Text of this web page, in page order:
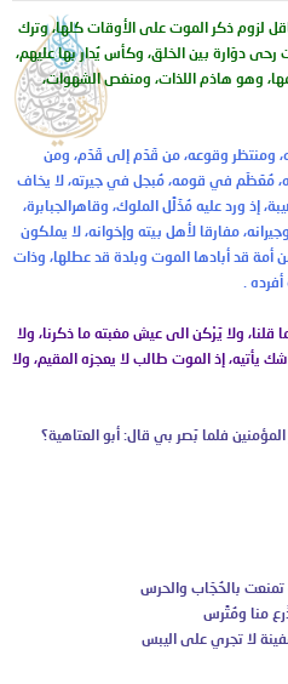
لزوم ذكر الموت على الأوقات كلها، وترك
رحى دوّارة بين الخلق، وكأس يُدار بها عليهم،
وهو هاذم اللذات، ومنغص الشهوات،
ومنتظر وقوعه، من قَدَم إلى قَدَم، ومن
مُعَظّم في قومه، مُبجل في جيرته، لا يخاف
إذ ورد عليه مُذَلِّل الملوك، وقاهرالجبابرة،
مفارقا لأهل بيته وإخوانه، لا يملكون
أمة قد أبادها الموت وبلدة قد عطلها، وذات
.
قلنا، ولا يَرْكن الى عيش مغبته ما ذكرنا، ولا
يأتيه، إذ الموت طالب لا يعجزه المقيم، ولا
فلما بَصر بي قال: أبو العتاهية؟
بالحُجّاب والحرس
منا ومُتِّرس
لا تجري على اليبس